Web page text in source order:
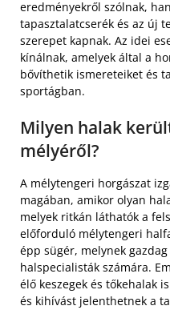
eredményekről szólnak,
tapasztalatcserék és az új
szerepet kapnak. Az idei
kínálnak, amelyek által a
bővíthetik ismereteiket és
sportágban.
Milyen halak
mélyéről?
A mélytengeri horgászat
magában, amikor olyan
melyek ritkán láthatók a
előforduló mélytengeri
épp sügér, melynek
halspecialisták számára.
élő keszegek és tőkehalak
és kihívást jelenthetnek a